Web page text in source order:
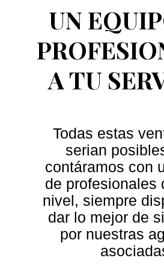
UN
A TU
Todas estas
serian
contáramos con
de profesionales
nivel, siempre
dar lo mejor de
por nuestras